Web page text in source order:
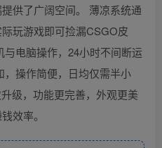
供了广阔空间。 薄凉系统通
玩游戏即可捡漏CSGO皮
电脑操作，24小时不间断运
操作简便，日均仅需半小
级，功能更完善，外观更美
效率。